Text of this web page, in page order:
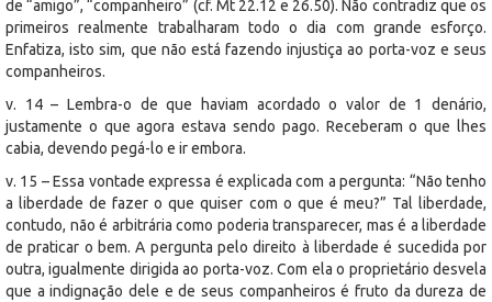
de “amigo”, “companheiro” (cf. Mt 22.12 e 26.50). Não contradiz que os
primeiros realmente trabalharam todo o dia com grande esforço.
Enfatiza, isto sim, que não está fazendo injustiça ao porta-voz e seus
companheiros.
v. 14 – Lembra-o de que haviam acordado o valor de 1 denário,
justamente o que agora estava sendo pago. Receberam o que lhes
cabia, devendo pegá-lo e ir embora.
v. 15 – Essa vontade expressa é explicada com a pergunta: “Não tenho
a liberdade de fazer o que quiser com o que é meu?” Tal liberdade,
contudo, não é arbitrária como poderia transparecer, mas é a liberdade
de praticar o bem. A pergunta pelo direito à liberdade é sucedida por
outra, igualmente dirigida ao porta-voz. Com ela o proprietário desvela
que a indignação dele e de seus companheiros é fruto da dureza de